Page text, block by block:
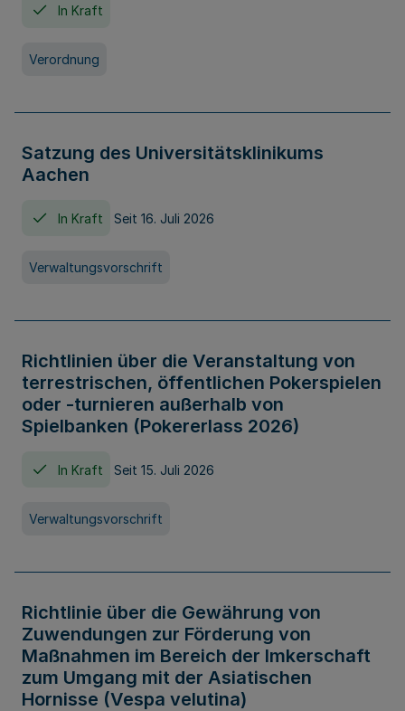
In Kraft
Verordnung
Satzung des Universitätsklinikums
Aachen
In Kraft Seit 16. Juli 2026
Verwaltungsvorschrift
Richtlinien über die Veranstaltung von
terrestrischen, öffentlichen Pokerspielen
oder -turnieren außerhalb von
Spielbanken (Pokererlass 2026)
In Kraft Seit 15. Juli 2026
Verwaltungsvorschrift
Richtlinie über die Gewährung von
Zuwendungen zur Förderung von
Maßnahmen im Bereich der Imkerschaft
zum Umgang mit der Asiatischen
Hornisse (Vespa velutina)